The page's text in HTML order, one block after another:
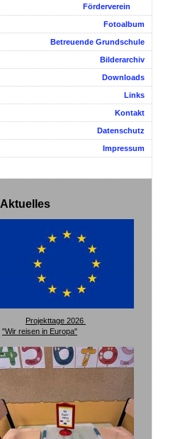
Förderverein
Fotoalbum
Betreuende Grundschule
Bilderarchiv
Downloads
Links
Kontakt
Datenschutz
Impressum
Aktuelles
Projekttage 2026
"Wir reisen in Europa"